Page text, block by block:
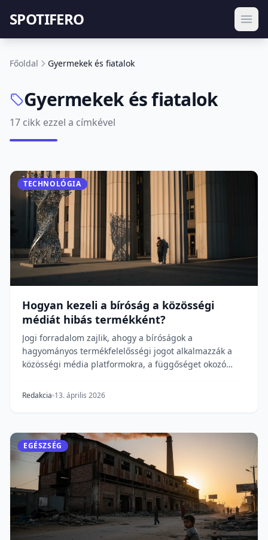
SPOTIFERO
Főoldal Gyermekek és fiatalok
Gyermekek és fiatalok
17 cikk ezzel a címkével
TECHNOLÓGIA
Hogyan kezeli a bíróság a közösségi
médiát hibás termékként?
Jogi forradalom zajlik, ahogy a bíróságok a
hagyományos termékfelelősségi jogot alkalmazzák a
közösségi média platformokra, a függőséget okozó
Redakcia 13. április 2026
EGÉSZSÉG